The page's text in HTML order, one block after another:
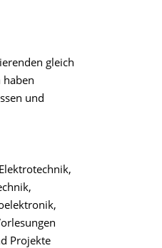
gleich
haben
und
Projekte